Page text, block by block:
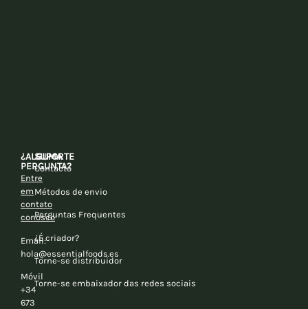
¿ALGUMA
PERGUNTA?
Entre
em
contato
conosco
Email:
hola@essentialfoods.es
Móvil
+34
673
SUPORTE
Contacto
Métodos de envio
Perguntas Frequentes
¿É criador?
Torne-se distribuidor
Torne-se embaixador das redes sociais